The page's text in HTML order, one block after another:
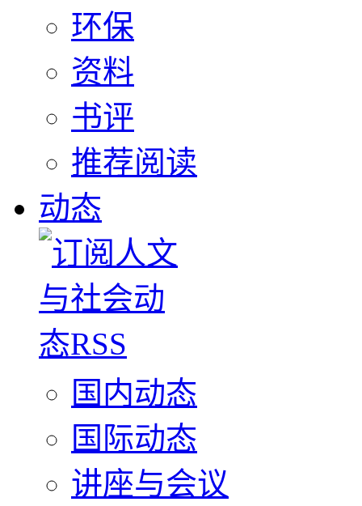
环保
资料
书评
推荐阅读
动态
国内动态
国际动态
讲座与会议